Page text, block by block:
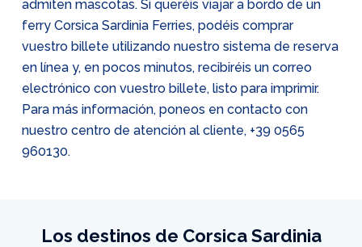
admiten mascotas. Si queréis viajar a bordo de un
ferry Corsica Sardinia Ferries, podéis comprar
vuestro billete utilizando nuestro sistema de reserva
en línea y, en pocos minutos, recibiréis un correo
electrónico con vuestro billete, listo para imprimir.
Para más información, poneos en contacto con
nuestro centro de atención al cliente, +39 0565
960130.
Los destinos de Corsica Sardinia